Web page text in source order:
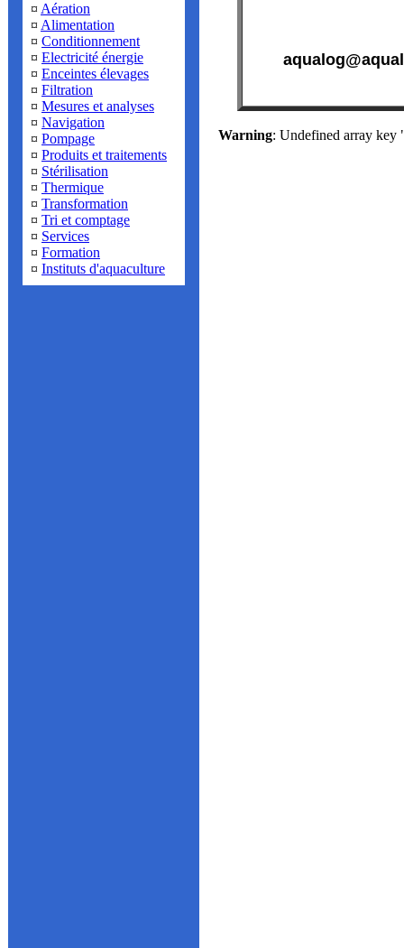
¤ Aération
¤ Alimentation
¤ Conditionnement
¤ Electricité énergie
¤ Enceintes élevages
¤ Filtration
¤ Mesures et analyses
¤ Navigation
¤ Pompage
¤ Produits et traitements
¤ Stérilisation
¤ Thermique
¤ Transformation
¤ Tri et comptage
¤ Services
¤ Formation
¤ Instituts d'aquaculture
Warning: Undefined array